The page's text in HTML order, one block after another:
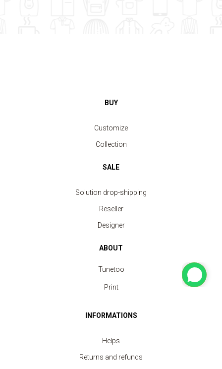
BUY
Customize
Collection
SALE
Solution drop-shipping
Reseller
Designer
ABOUT
Tunetoo
Print
INFORMATIONS
Helps
Returns and refunds